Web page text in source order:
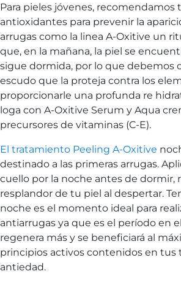
Para pieles jóvenes, recomendamos
antioxidantes para prevenir la
arrugas como la linea A-Oxitive un
que, en la mañana, la piel se
sigue dormida, por lo que debemos
escudo que la proteja contra los
proporcionarle una profunda re
loga con A-Oxitive Serum y Aqua
precursores de vitaminas (C-E).
El tratamiento Peeling A-Oxitive
destinado a las primeras arrugas.
cuello por la noche antes de dormir,
resplandor de tu piel al despertar.
noche es el momento ideal para
antiarrugas ya que es el período en
regenera más y se beneficiará al
principios activos contenidos en tus
antiedad.